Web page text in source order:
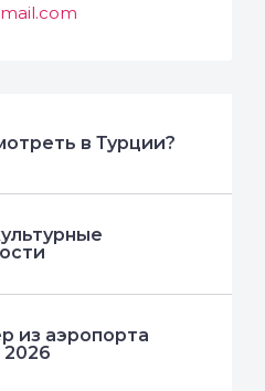
в Турции?
из аэропорта